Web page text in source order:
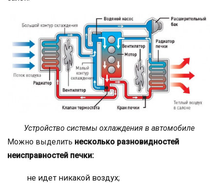
Устройство системы охлаждения в автомобиле
Можно выделить несколько разновидностей
неисправностей печки:
не идет никакой воздух;